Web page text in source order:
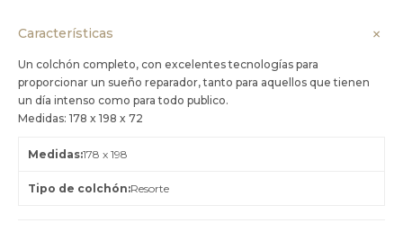
Características
Un colchón completo, con excelentes tecnologías para
proporcionar un sueño reparador, tanto para aquellos que tienen
un día intenso como para todo publico.
Medidas: 178 x 198 x 72
Medidas 178 x 198
Tipo de colchón Resorte